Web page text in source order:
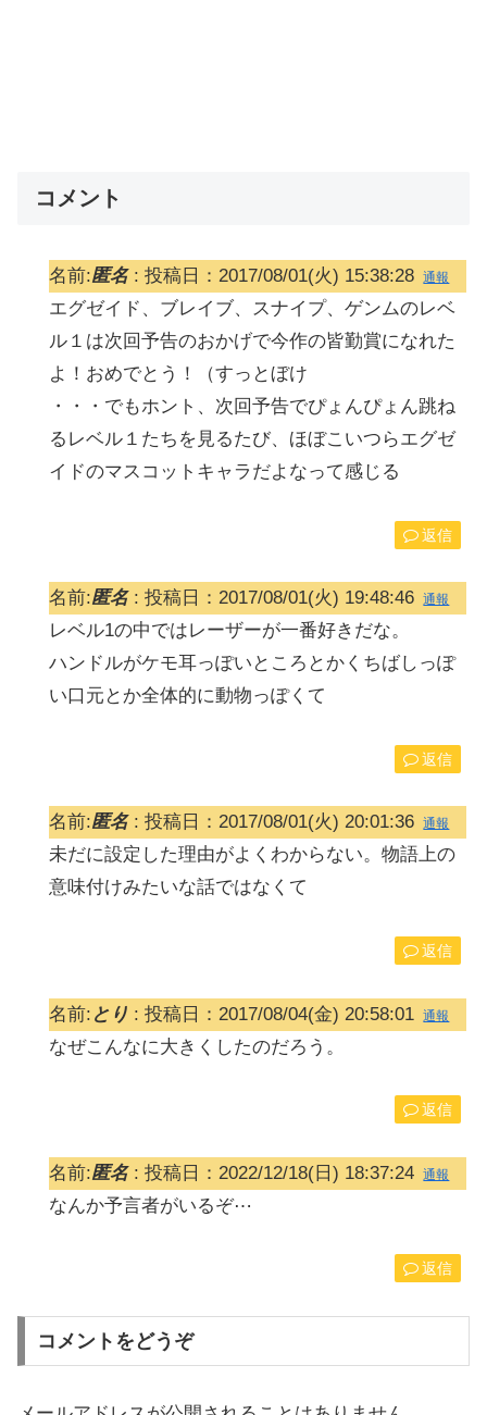
コメント
名前:匿名: 投稿日：2017/08/01(火) 15:38:28 通報
エグゼイド、ブレイブ、スナイプ、ゲンムのレベ
ル１は次回予告のおかげで今作の皆勤賞になれた
よ！おめでとう！（すっとぼけ
・・・でもホント、次回予告でぴょんぴょん跳ね
るレベル１たちを見るたび、ほぼこいつらエグゼ
イドのマスコットキャラだよなって感じる
返信
名前:匿名: 投稿日：2017/08/01(火) 19:48:46 通報
レベル1の中ではレーザーが一番好きだな。
ハンドルがケモ耳っぽいところとかくちばしっぽ
い口元とか全体的に動物っぽくて
返信
名前:匿名: 投稿日：2017/08/01(火) 20:01:36 通報
未だに設定した理由がよくわからない。物語上の
意味付けみたいな話ではなくて
返信
名前: とり : 投稿日：2017/08/04(金) 20:58:01 通報
なぜこんなに大きくしたのだろう。
返信
名前:匿名: 投稿日：2022/12/18(日) 18:37:24 通報
なんか予言者がいるぞ⋯
返信
コメントをどうぞ